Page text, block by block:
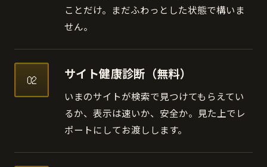
ことだけ。まだふわっとした状態で構いま
せん。
02 サイト健康診断（無料）
いまのサイトが検索で見つけてもらえてい
るか、表示は速いか、安全か。見た上でレ
ポートにしてお渡しします。